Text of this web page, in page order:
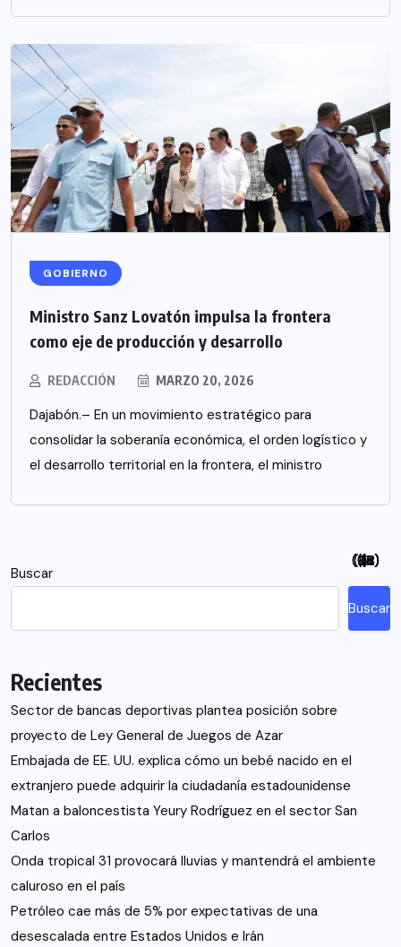
GOBIERNO
Ministro Sanz Lovatón impulsa la frontera
como eje de producción y desarrollo
REDACCIÓN MARZO 20, 2026
Dajabón.– En un movimiento estratégico para
consolidar la soberanía económica, el orden logístico y
el desarrollo territorial en la frontera, el ministro
Buscar
Buscar
Recientes
Sector de bancas deportivas plantea posición sobre
proyecto de Ley General de Juegos de Azar
Embajada de EE. UU. explica cómo un bebé nacido en el
extranjero puede adquirir la ciudadanía estadounidense
Matan a baloncestista Yeury Rodríguez en el sector San
Carlos
Onda tropical 31 provocará lluvias y mantendrá el ambiente
caluroso en el país
Petróleo cae más de 5% por expectativas de una
desescalada entre Estados Unidos e Irán
(5)
(26)
(21)
(12)
(7)
(94)
(48)
(115)
(26)
(18)
(2)
(6)